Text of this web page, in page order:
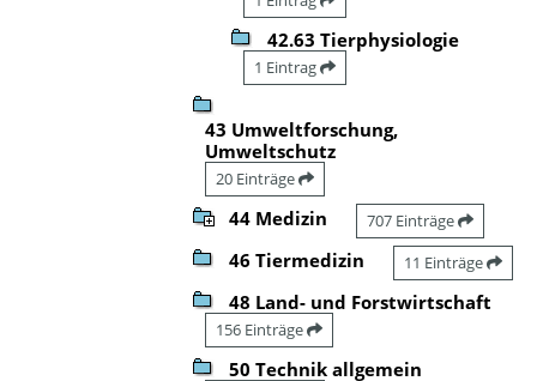
42.63 Tierphysiologie
1 Eintrag
43 Umweltforschung,
Umweltschutz
20 Einträge
44 Medizin 707 Einträge
46 Tiermedizin 11 Einträge
48 Land- und Forstwirtschaft
156 Einträge
50 Technik allgemein